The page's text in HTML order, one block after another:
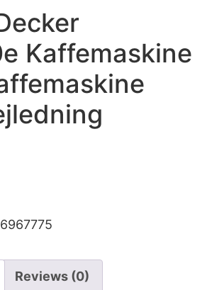
Kaffemaskine
Reviews (0)